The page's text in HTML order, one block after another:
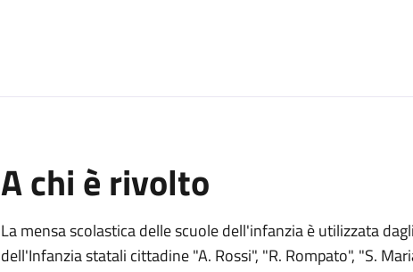
A chi è rivolto
La mensa scolastica delle scuole dell'infanzia è utilizzata
dell'Infanzia statali cittadine "A. Rossi", "R. Rompato", "S.